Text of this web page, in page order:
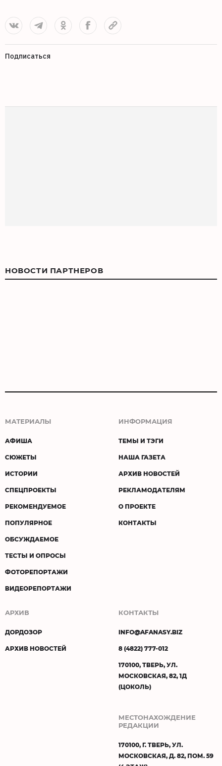
Подписаться
НОВОСТИ ПАРТНЕРОВ
МАТЕРИАЛЫ
АФИША
СЮЖЕТЫ
ИСТОРИИ
СПЕЦПРОЕКТЫ
РЕКОМЕНДУЕМОЕ
ПОПУЛЯРНОЕ
ОБСУЖДАЕМОЕ
ТЕСТЫ И ОПРОСЫ
ФОТОРЕПОРТАЖИ
ВИДЕОРЕПОРТАЖИ
ИНФОРМАЦИЯ
ТЕМЫ И ТЭГИ
НАША ГАЗЕТА
АРХИВ НОВОСТЕЙ
РЕКЛАМОДАТЕЛЯМ
О ПРОЕКТЕ
КОНТАКТЫ
АРХИВ
ДОРДОЗОР
АРХИВ НОВОСТЕЙ
КОНТАКТЫ
INFO@AFANASY.BIZ
8 (4822) 777-012
170100, ТВЕРЬ, УЛ.
МОСКОВСКАЯ, 82, 1Д
(ЦОКОЛЬ)
МЕСТОНАХОЖДЕНИЕ
РЕДАКЦИИ
170100, Г. ТВЕРЬ, УЛ.
МОСКОВСКАЯ, Д. 82, ПОМ. 59